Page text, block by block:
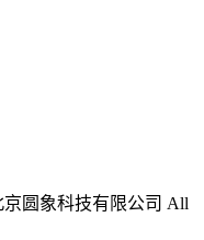
京圆象科技有限公司 All